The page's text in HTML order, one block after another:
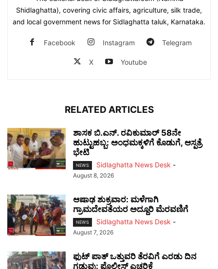
Shidlaghatta), covering civic affairs, agriculture, silk trade,
and local government news for Sidlaghatta taluk, Karnataka.
Facebook Instagram Telegram
X Youtube
RELATED ARTICLES
ಶಾಸಕ ಬಿ.ಎನ್. ರವಿಕುಮಾರ್ 58ನೇ
ಹುಟ್ಟುಹಬ್ಬ: ಅಂಧಮಕ್ಕಳಿಗೆ ಕೊಡುಗೆ, ಆಸ್ಪತ್ರೆ
ಭೇಟಿ
NEWS Sidlaghatta News Desk -
August 8, 2026
ಆಷಾಢ ಶುಕ್ರವಾರ: ಮಳೆಗಾಗಿ
ಗ್ರಾಮದೇವತೆಯರ ಅದ್ದೂರಿ ಮೆರವಣಿಗೆ
NEWS Sidlaghatta News Desk -
August 7, 2026
ಫುಟ್‌ ಪಾತ್ ಒತ್ತುವರಿ ತೆರವಿಗೆ ಎರಡು ದಿನ
ಗಡುವು: ಪೊಲೀಸ್ ಎಚ್ಚರಿಕೆ